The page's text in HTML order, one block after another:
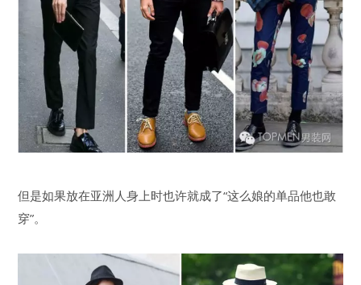
但是如果放在亚洲人身上时也许就成了“这么娘的单品他也敢
穿”。